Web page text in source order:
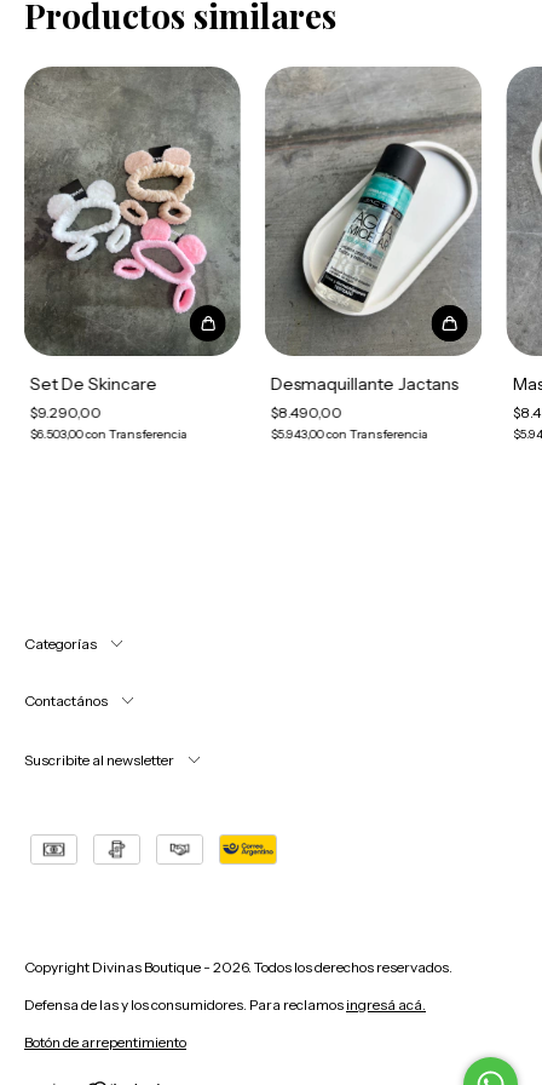
Productos similares
Set De Skincare
$9.290,00
$6.503,00con Transferencia
Desmaquillante Jactans
$8.490,00
$5.943,00con Transferencia
Categorías
Contactános
Suscribite al newsletter
Copyright Divinas Boutique - 2026. Todos los derechos reservados.
Defensa de las y los consumidores. Para reclamos ingresá acá.
Botón de arrepentimiento